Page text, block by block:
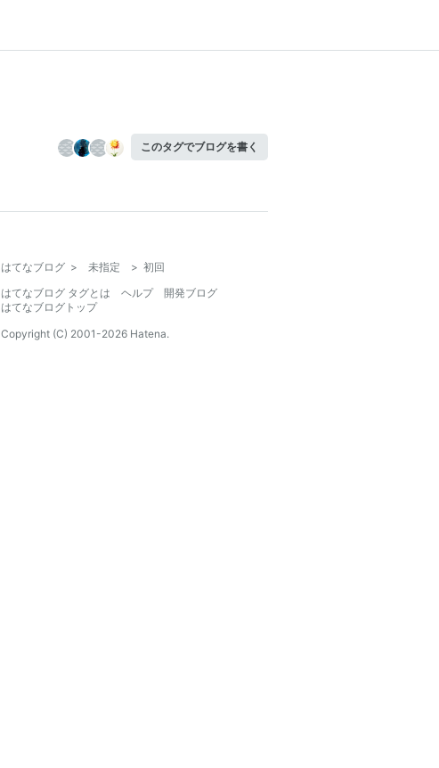
このタグでブログを書く
はてなブログ > 未指定 > 初回
はてなブログ タグとは
ヘルプ
開発ブログ
はてなブログトップ
Copyright (C) 2001-2026 Hatena.